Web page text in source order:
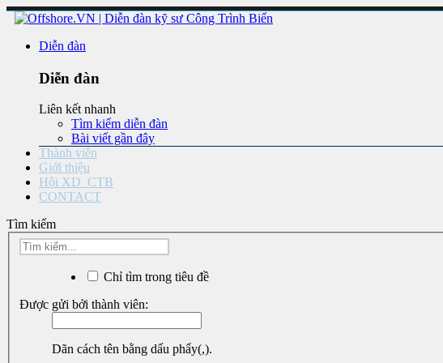
Diễn đàn
Diễn đàn
Liên kết nhanh
Tìm kiếm diễn đàn
Bài viết gần đây
Thành viên
Giới thiệu
Hội XD_CTB
CONTACT
Tìm kiếm
Chỉ tìm trong tiêu đề
Được gửi bởi thành viên:
Dãn cách tên bằng dấu phẩy(,).